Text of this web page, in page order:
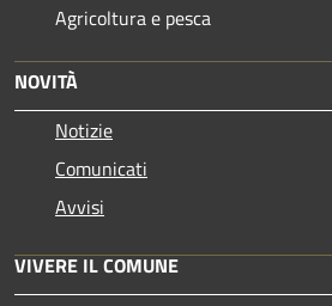
Agricoltura e pesca
NOVITÀ
Notizie
Comunicati
Avvisi
VIVERE IL COMUNE